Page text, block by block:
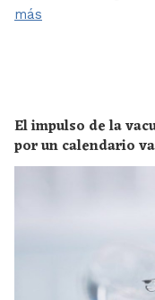
más
El impulso de la
por un calendario